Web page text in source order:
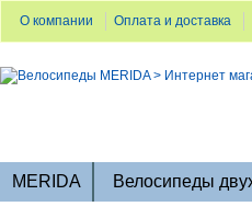
О компании Оплата и доставка
MERIDA Велосипеды